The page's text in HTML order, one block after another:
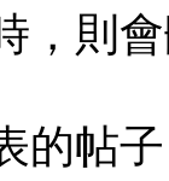
，則
的帖